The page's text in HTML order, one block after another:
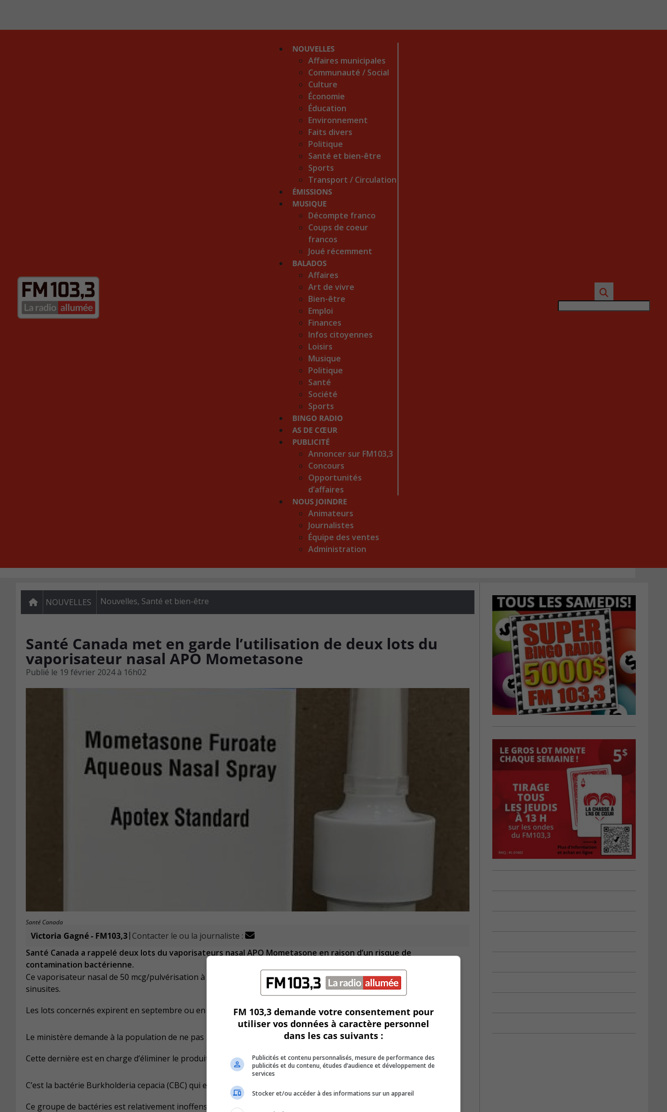
NOUVELLES
Affaires municipales
Communauté / Social
Culture
Économie
Éducation
Environnement
Faits divers
Politique
Santé et bien-être
Sports
Transport / Circulation
ÉMISSIONS
MUSIQUE
Décompte franco
Coups de coeur
francos
Joué récemment
BALADOS
Affaires
Art de vivre
Bien-être
Emploi
Finances
Infos citoyennes
Loisirs
Musique
Politique
Santé
Société
Sports
BINGO RADIO
AS DE CŒUR
PUBLICITÉ
Annoncer sur FM103,3
Concours
Opportunités
d’affaires
NOUS JOINDRE
Animateurs
Journalistes
Équipe des ventes
Administration
NOUVELLES Nouvelles, Santé et bien-être
Santé Canada met en garde l’utilisation de deux lots du
vaporisateur nasal APO Mometasone
Publié le 19 février 2024 à 16h02
Santé Canada
Victoria Gagné - FM103,3| Contacter le ou la journaliste :
Santé Canada a rappelé deux lots du vaporisateurs nasal APO Mometasone en raison d’un risque de
contamination bactérienne.
Ce vaporisateur nasal de 50 mcg/pulvérisation à dose mesurée est prescrit pour soulager les allergies ou des
sinusites.
Les lots concernés expirent en septembre ou en octobre 2025 et portent les noms TX5343 et TZ2586.
Le ministère demande à la population de ne pas utiliser le produit et de le retourner à une pharmacie locale.
Cette dernière est en charge d’éliminer le produit de façon sécuritaire.
C’est la bactérie Burkholderia cepacia (CBC) qui est en cause dans ce rappel.
Ce groupe de bactéries est relativement inoffensif pour les personnes en bonne santé.
FM 103,3 demande votre consentement pour
utiliser vos données à caractère personnel
dans les cas suivants :
Publicités et contenu personnalisés, mesure de performance des
publicités et du contenu, études d’audience et développement de
services
Stocker et/ou accéder à des informations sur un appareil